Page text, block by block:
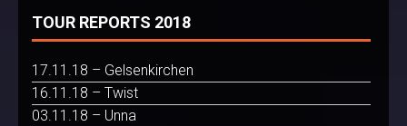
TOUR REPORTS 2018
17.11.18 – Gelsenkirchen
16.11.18 – Twist
03.11.18 – Unna